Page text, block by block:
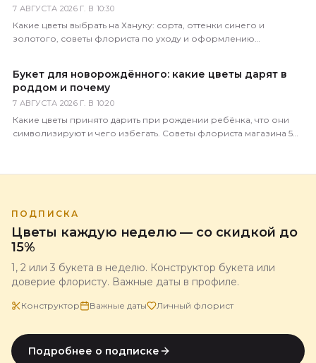
7 АВГУСТА 2026 Г. В 10:30
Какие цветы выбрать на Хануку: сорта, оттенки синего и
золотого, советы флориста по уходу и оформлению
Букет для новорождённого: какие цветы дарят в
роддом и почему
7 АВГУСТА 2026 Г. В 10:20
Какие цветы принято дарить при рождении ребёнка, что они
символизируют и чего избегать. Советы флориста магазина 5
ПОДПИСКА
Цветы каждую неделю — со скидкой до
15%
1, 2 или 3 букета в неделю. Конструктор букета или
доверие флористу. Важные даты в профиле.
Конструктор Важные даты Личный флорист
Подробнее о подписке